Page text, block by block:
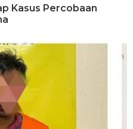
Kasus Percobaan